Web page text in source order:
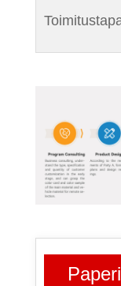
Paperi